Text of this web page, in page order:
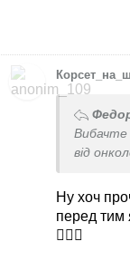
від
Ну хоч
перед тим
🤦🏼‍♀️